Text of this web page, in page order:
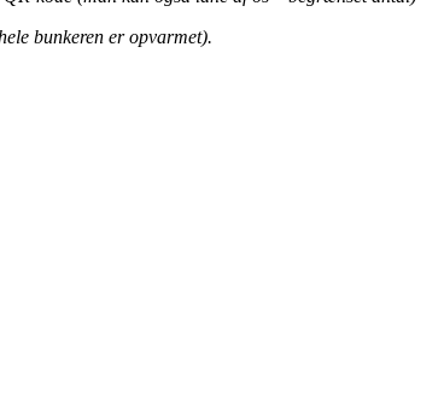
bunkeren er opvarmet).